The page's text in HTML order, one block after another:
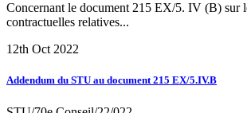
Concernant le document 215 EX/5. IV (B) sur
contractuelles relatives...
12th Oct 2022
Addendum du STU au document 215 EX/5.IV.B